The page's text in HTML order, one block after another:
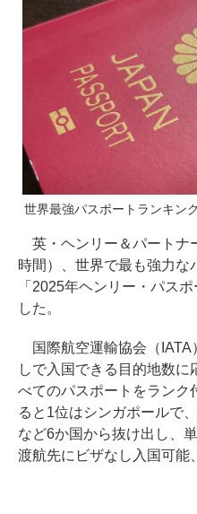
世界最強パスポートランキン
英・ヘンリー＆パートナ
時間）、世界で最も強力な
「2025年ヘンリー・パス
した。
国際航空運輸協会（IATA
しで入国できる目的地数
べてのパスポートをランク
ると1位はシンガポールで
など6か国から抜け出し、
渡航先にビザなし入国可能